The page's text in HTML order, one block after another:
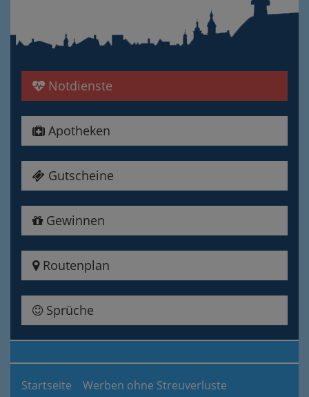
Notdienste
Apotheken
Gutscheine
Gewinnen
Routenplan
Sprüche
Startseite Werben ohne Streuverluste